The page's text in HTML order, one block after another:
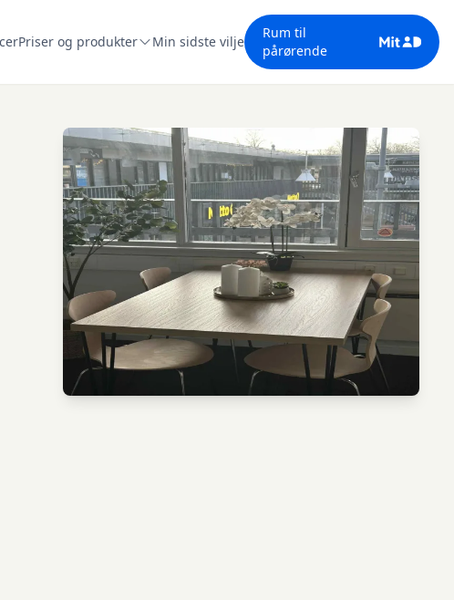
Priser og produkter Min sidste vilje
Rum til
pårørende